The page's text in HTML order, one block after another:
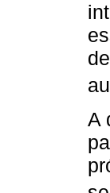
A